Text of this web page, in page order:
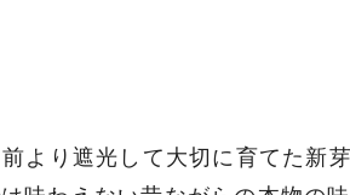
より遮光して大切に育てた新